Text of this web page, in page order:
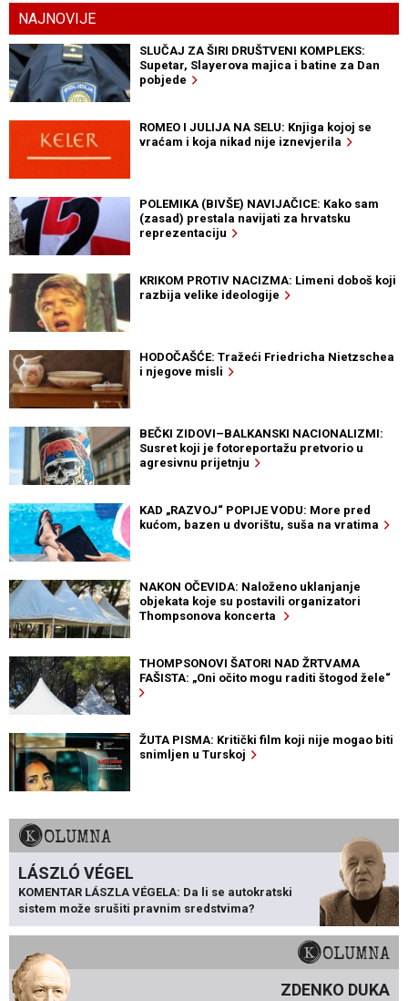
NAJNOVIJE
SLUČAJ ZA ŠIRI DRUŠTVENI KOMPLEKS:
Supetar, Slayerova majica i batine za Dan
pobjede
ROMEO I JULIJA NA SELU: Knjiga kojoj se
vraćam i koja nikad nije iznevjerila
POLEMIKA (BIVŠE) NAVIJAČICE: Kako sam
(zasad) prestala navijati za hrvatsku
reprezentaciju
KRIKOM PROTIV NACIZMA: Limeni doboš koji
razbija velike ideologije
HODOČAŠĆE: Tražeći Friedricha Nietzschea
i njegove misli
BEČKI ZIDOVI–BALKANSKI NACIONALIZMI:
Susret koji je fotoreportažu pretvorio u
agresivnu prijetnju
KAD „RAZVOJ“ POPIJE VODU: More pred
kućom, bazen u dvorištu, suša na vratima
NAKON OČEVIDA: Naloženo uklanjanje
objekata koje su postavili organizatori
Thompsonova koncerta
THOMPSONOVI ŠATORI NAD ŽRTVAMA
FAŠISTA: „Oni očito mogu raditi štogod žele“
ŽUTA PISMA: Kritički film koji nije mogao biti
snimljen u Turskoj
KOLUMNA
LÁSZLÓ VÉGEL
KOMENTAR LÁSZLA VÉGELA: Da li se autokratski
sistem može srušiti pravnim sredstvima?
KOLUMNA
ZDENKO DUKA